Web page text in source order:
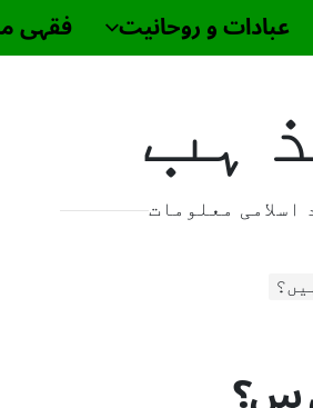
عبادات و روحانیت فقہی
اسلامی معلومات